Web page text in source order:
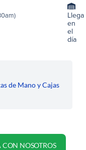
Llega
en
el
día
de Mano y Cajas
NOSOTROS